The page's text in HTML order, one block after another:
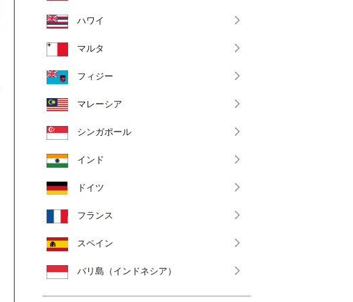
ハワイ
マルタ
フィジー
マレーシア
シンガポール
インド
ドイツ
フランス
スペイン
バリ島（インドネシア）